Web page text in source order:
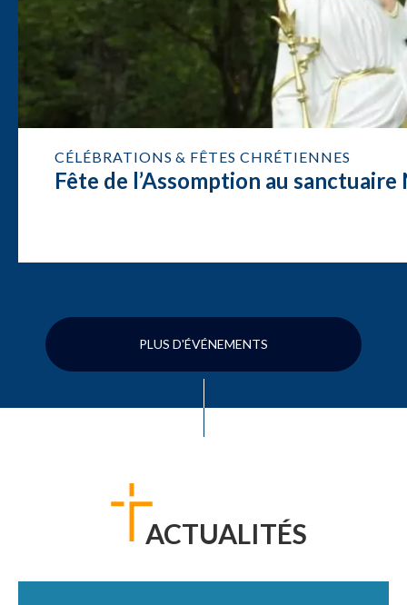
CÉLÉBRATIONS & FÊTES CHRÉTIENNES
Fête de l’Assomption au
PLUS D'ÉVÉNEMENTS
ACTUALITÉS